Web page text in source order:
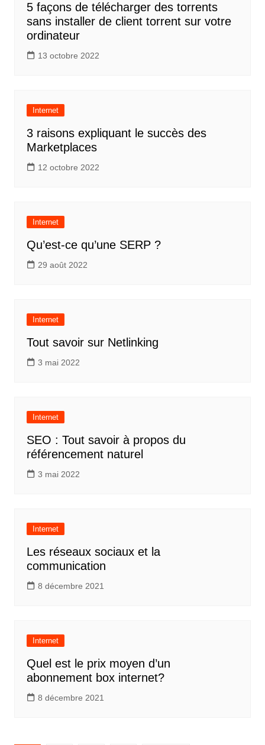
5 façons de télécharger des torrents
sans installer de client torrent sur votre
ordinateur
13 octobre 2022
Internet
3 raisons expliquant le succès des
Marketplaces
12 octobre 2022
Internet
Qu’est-ce qu’une SERP ?
29 août 2022
Internet
Tout savoir sur Netlinking
3 mai 2022
Internet
SEO : Tout savoir à propos du
référencement naturel
3 mai 2022
Internet
Les réseaux sociaux et la
communication
8 décembre 2021
Internet
Quel est le prix moyen d’un
abonnement box internet?
8 décembre 2021